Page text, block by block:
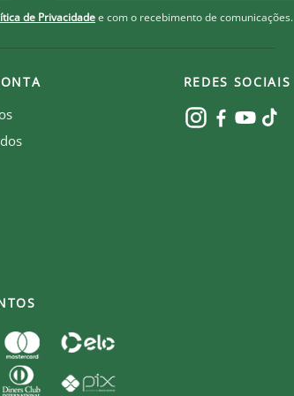
Patch Libertadores Títulos Anos FFC 2023
Patch Participação Libertadores
R$ 69,90
de Privacidadee com o recebimento de comunicações.
REDES SOCIAIS